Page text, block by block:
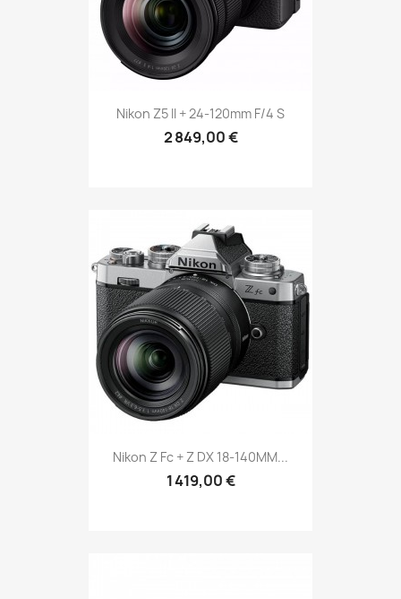
Nikon Z5 II + 24-120mm F/4 S
2 849,00 €
Nikon Z Fc + Z DX 18-140MM...
1 419,00 €